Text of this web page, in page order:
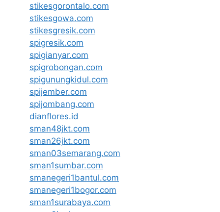
stikesgorontalo.com
stikesgowa.com
stikesgresik.com
spigresik.com
spigianyar.com
spigrobongan.com
spigunungkidul.com
spijember.com
spijombang.com
dianflores.id
sman48jkt.com
sman26jkt.com
sman03semarang.com
sman1sumbar.com
smanegeri1bantul.com
smanegeri1bogor.com
sman1surabaya.com